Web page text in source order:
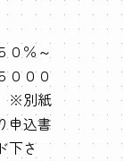
０％～
０００
※別紙
申込書
下さ